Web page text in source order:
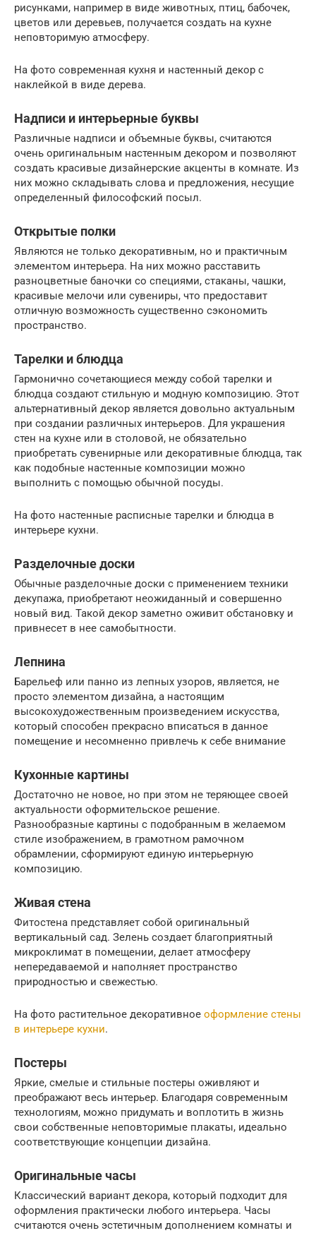
рисунками, например в виде животных, птиц, бабочек,
цветов или деревьев, получается создать на кухне
неповторимую атмосферу.
На фото современная кухня и настенный декор с
наклейкой в виде дерева.
Надписи и интерьерные буквы
Различные надписи и объемные буквы, считаются
очень оригинальным настенным декором и позволяют
создать красивые дизайнерские акценты в комнате. Из
них можно складывать слова и предложения, несущие
определенный философский посыл.
Открытые полки
Являются не только декоративным, но и практичным
элементом интерьера. На них можно расставить
разноцветные баночки со специями, стаканы, чашки,
красивые мелочи или сувениры, что предоставит
отличную возможность существенно сэкономить
пространство.
Тарелки и блюдца
Гармонично сочетающиеся между собой тарелки и
блюдца создают стильную и модную композицию. Этот
альтернативный декор является довольно актуальным
при создании различных интерьеров. Для украшения
стен на кухне или в столовой, не обязательно
приобретать сувенирные или декоративные блюдца, так
как подобные настенные композиции можно
выполнить с помощью обычной посуды.
На фото настенные расписные тарелки и блюдца в
интерьере кухни.
Разделочные доски
Обычные разделочные доски с применением техники
декупажа, приобретают неожиданный и совершенно
новый вид. Такой декор заметно оживит обстановку и
привнесет в нее самобытности.
Лепнина
Барельеф или панно из лепных узоров, является, не
просто элементом дизайна, а настоящим
высокохудожественным произведением искусства,
который способен прекрасно вписаться в данное
помещение и несомненно привлечь к себе внимание
Кухонные картины
Достаточно не новое, но при этом не теряющее своей
актуальности оформительское решение.
Разнообразные картины с подобранным в желаемом
стиле изображением, в грамотном рамочном
обрамлении, сформируют единую интерьерную
композицию.
Живая стена
Фитостена представляет собой оригинальный
вертикальный сад. Зелень создает благоприятный
микроклимат в помещении, делает атмосферу
непередаваемой и наполняет пространство
природностью и свежестью.
На фото растительное декоративное оформление стены
в интерьере кухни.
Постеры
Яркие, смелые и стильные постеры оживляют и
преображают весь интерьер. Благодаря современным
технологиям, можно придумать и воплотить в жизнь
свои собственные неповторимые плакаты, идеально
соответствующие концепции дизайна.
Оригинальные часы
Классический вариант декора, который подходит для
оформления практически любого интерьера. Часы
считаются очень эстетичным дополнением комнаты и